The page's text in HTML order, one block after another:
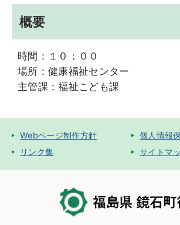
概要
時間：１０：００
場所：健康福祉センター
主管課：福祉こども課
Webページ制作方針
個人情報
リンク集
サイトマ